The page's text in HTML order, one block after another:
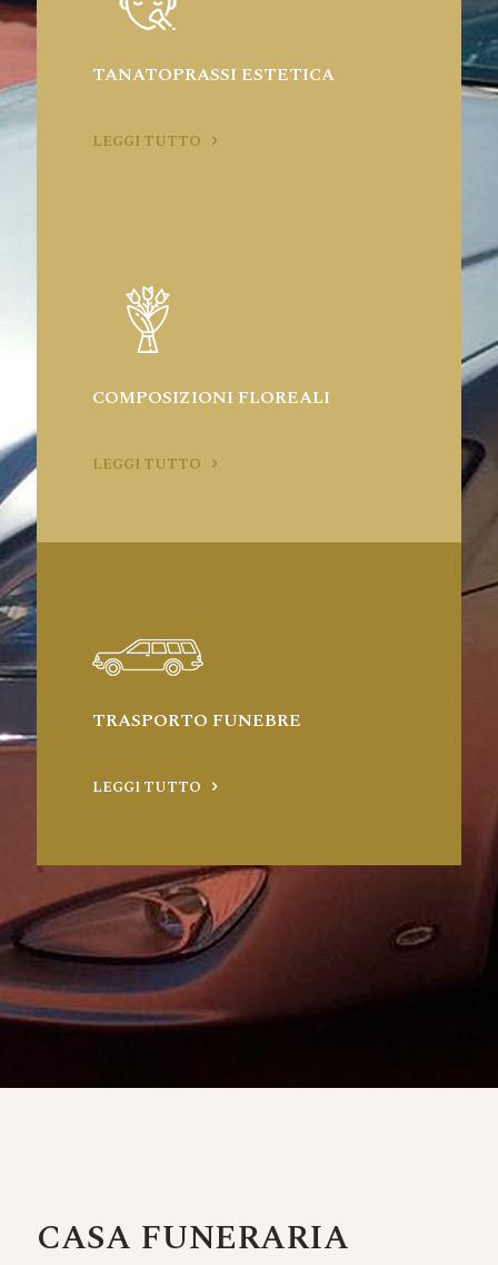
TANATOPRASSI ESTETICA
LEGGI TUTTO
COMPOSIZIONI FLOREALI
LEGGI TUTTO
TRASPORTO FUNEBRE
LEGGI TUTTO
CASA FUNERARIA